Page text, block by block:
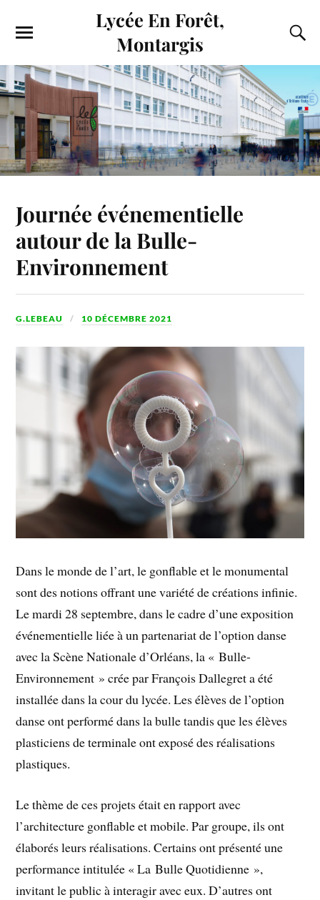
Lycée En Forêt,
Montargis
Journée événementielle
autour de la Bulle-
Environnement
G.LEBEAU 10 DÉCEMBRE 2021
Dans le monde de l’art, le gonflable et le monumental
sont des notions offrant une variété de créations infinie.
Le mardi 28 septembre, dans le cadre d’une exposition
événementielle liée à un partenariat de l’option danse
avec la Scène Nationale d’Orléans, la « Bulle-
Environnement » crée par François Dallegret a été
installée dans la cour du lycée. Les élèves de l’option
danse ont performé dans la bulle tandis que les élèves
plasticiens de terminale ont exposé des réalisations
plastiques.
Le thème de ces projets était en rapport avec
l’architecture gonflable et mobile. Par groupe, ils ont
élaborés leurs réalisations. Certains ont présenté une
performance intitulée « La Bulle Quotidienne »,
invitant le public à interagir avec eux. D’autres ont